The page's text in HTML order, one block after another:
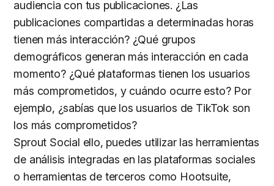
audiencia con tus publicaciones. ¿Las
publicaciones compartidas a determinadas horas
tienen más interacción? ¿Qué grupos
demográficos generan más interacción en cada
momento? ¿Qué plataformas tienen los usuarios
más comprometidos, y cuándo ocurre esto? Por
ejemplo, ¿sabías que los usuarios de TikTok son
los más comprometidos?
Sprout Social ello, puedes utilizar las herramientas
de análisis integradas en las plataformas sociales
o herramientas de terceros como Hootsuite,